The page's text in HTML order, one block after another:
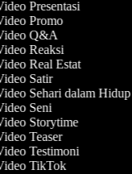
Presentasi
Promo
Q&A
Reaksi
Real Estat
Satir
Sehari dalam Hidup
Seni
Storytime
Teaser
Testimoni
TikTok